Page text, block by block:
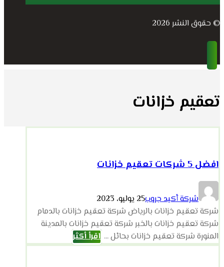
© حقوق النشر 2026
تعقيم خزانات
افضل 5 شركات تعقيم خزانات
شركة أكيد جروب25 يوليو، 2023
شركة تعقيم خزانات بالرياض شركة تعقيم خزانات بالدمام
شركة تعقيم خزانات بالخبر شركة تعقيم خزانات بالمدينة
المنورة شركة تعقيم خزانات بحائل ... اقرأ أكثر